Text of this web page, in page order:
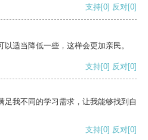
支持[0] 反对[0]
适当降低一些，这样会更加亲民。
支持[0] 反对[0]
足我不同的学习需求，让我能够找到自
支持[0] 反对[0]